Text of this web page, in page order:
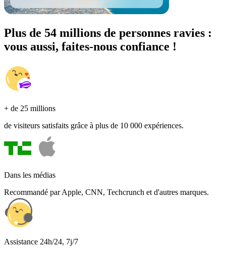
Plus de 54 millions de personnes ravies :
vous aussi, faites-nous confiance !
+ de 25 millions
de visiteurs satisfaits grâce à plus de 10 000 expériences.
Dans les médias
Recommandé par Apple, CNN, Techcrunch et d'autres marques.
Assistance 24h/24, 7j/7